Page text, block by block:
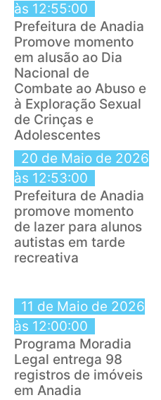
às 12:55:00
Prefeitura de Anadia
Promove momento
em alusão ao Dia
Nacional de
Combate ao Abuso e
à Exploração Sexual
de Crinças e
Adolescentes
20 de Maio de 2026
às 12:53:00
Prefeitura de Anadia
promove momento
de lazer para alunos
autistas em tarde
recreativa
11 de Maio de 2026
às 12:00:00
Programa Moradia
Legal entrega 98
registros de imóveis
em Anadia